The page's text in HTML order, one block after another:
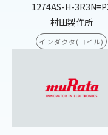
1274AS-H-
村田製作所
インダクタ(コイル)